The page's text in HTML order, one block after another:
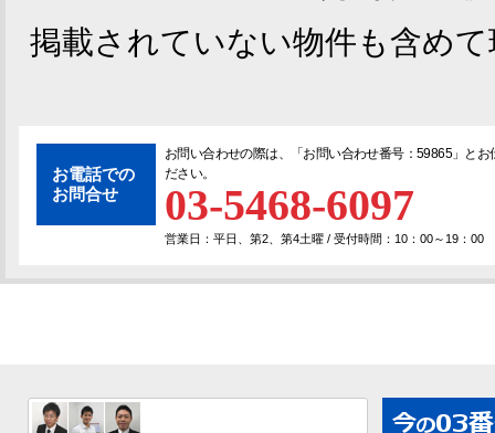
掲載されていない物件も含め
お電話での
お問合せ
お問い合わせの際は、「 お問い合わせ番号：59865」とお
ださい。
03-5468-6097
営業日：平日、第2、第4土曜 / 受付時間：10：00～19：00